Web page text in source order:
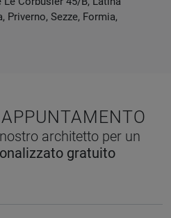
Priverno, Sezze, Formia,
architetto per un
gratuito